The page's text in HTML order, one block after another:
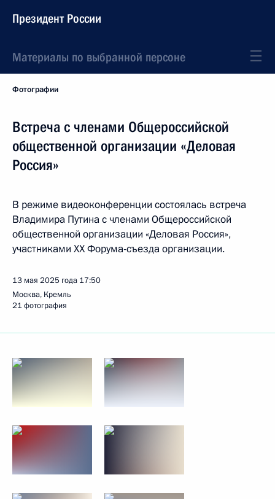
Президент России
Материалы по выбранной персоне
Фотографии
Встреча с членами Общероссийской
общественной организации «Деловая
Россия»
В режиме видеоконференции состоялась встреча
Владимира Путина с членами Общероссийской
общественной организации «Деловая Россия»,
участниками XX Форума-съезда организации.
13 мая 2025 года 17:50
Москва, Кремль
21 фотография